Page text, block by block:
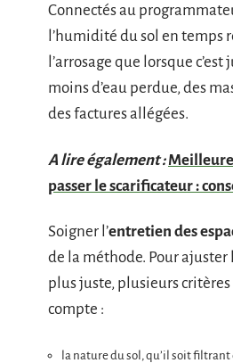
Connectés au
l’humidité du sol en temps
l’arrosage que lorsque
moins d’eau perdue, des
des factures allégées.
A lire également :
passer le scarificateur :
Soigner l’entretien des
de la méthode. Pour ajuster
plus juste, plusieurs
compte :
la nature du sol, qu’il soit